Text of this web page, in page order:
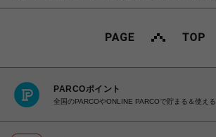
PARCOポイント
全国のPARCOやONLINE PARCOで貯まる＆使える